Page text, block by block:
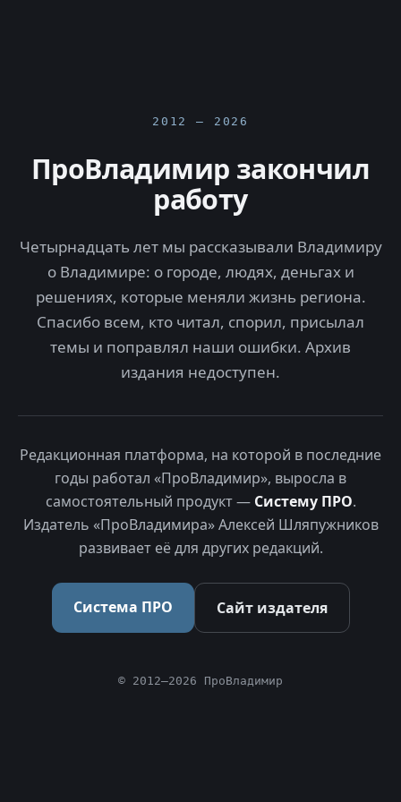
2012 — 2026
ПроВладимир закончил
работу
Четырнадцать лет мы рассказывали Владимиру
о Владимире: о городе, людях, деньгах и
решениях, которые меняли жизнь региона.
Спасибо всем, кто читал, спорил, присылал
темы и поправлял наши ошибки. Архив
издания недоступен.
Редакционная платформа, на которой в последние
годы работал «ПроВладимир», выросла в
самостоятельный продукт — Систему ПРО.
Издатель «ПроВладимира» Алексей Шляпужников
развивает её для других редакций.
Система ПРО Сайт издателя
© 2012–2026 ПроВладимир